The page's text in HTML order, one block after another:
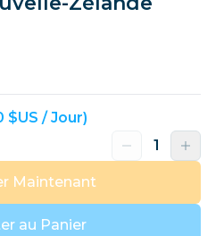
$US / Jour)
au Panier
Maintenant